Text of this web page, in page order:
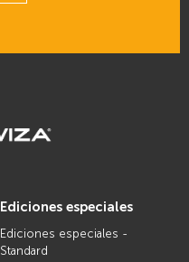
ediciones especiales
Ediciones especiales -
Standard